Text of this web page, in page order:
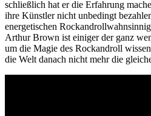
schließlich hat er die Erfahrung
ihre Künstler nicht unbedingt
energetischen
Arthur Brown ist einiger der ganz
um die Magie des Rockandroll
die Welt danach nicht mehr die